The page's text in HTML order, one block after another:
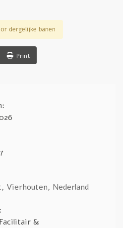
dergelijke banen
Print
Vierhouten, Nederland
&